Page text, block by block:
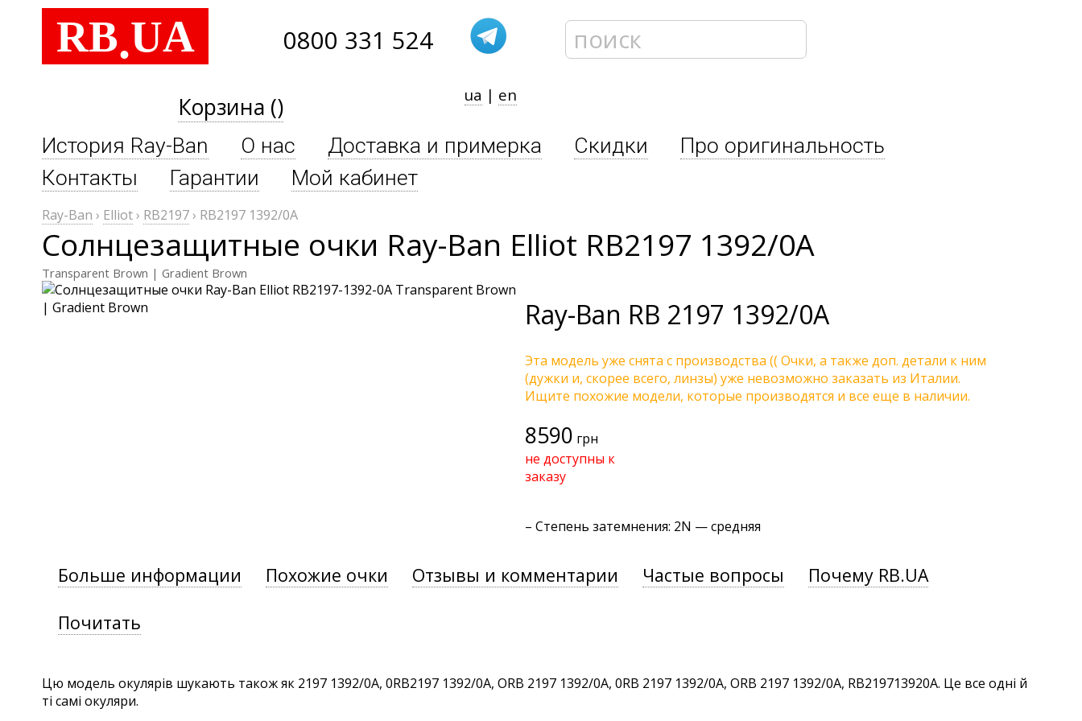
RB.UA 0800 331 524
Корзина () ua | en
История Ray-Ban О нас Доставка и примерка Скидки
Про оригинальность
Контакты
Гарантии Мой кабинет
Ray-Ban › Elliot› RB2197› RB2197 1392/0A
Солнцезащитные очки Ray-Ban Elliot RB2197 1392/0A
Transparent Brown | Gradient Brown
Ray-Ban RB 2197 1392/0A
Эта модель уже снята с производства (( Очки, а также доп. детали к ним
(дужки и, скорее всего, линзы) уже невозможно заказать из Италии.
Ищите похожие модели, которые производятся и все еще в наличии.
8590 грн
не доступны к
заказу
– Степень затемнения: 2N — средняя
Больше информации Похожие очки Отзывы и комментарии Частые вопросы Почему RB.UA
Почитать
Цю модель окулярів шукають також як 2197 1392/0A, 0RB2197 1392/0A, ORB 2197 1392/0A, 0RB 2197 1392/0A, ORB 2197 1392/0A, RB219713920A. Це все одні й
ті самі окуляри.